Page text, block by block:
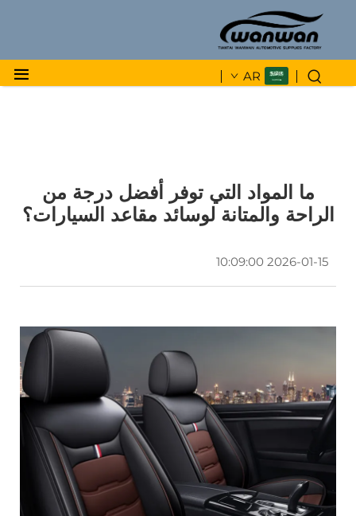
AR
ما المواد التي توفر أفضل درجة من
الراحة والمتانة لوسائد مقاعد السيارات؟
2026-01-15 10:09:00